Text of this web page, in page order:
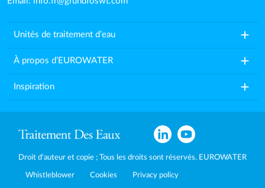
Unités de traitement d’eau add
À propos d’EUROWATER add
Inspiration add
Droit d'auteur et copie ; Tous les droits sont réservés. EUROWATER
Whistleblower Cookies Privacy policy